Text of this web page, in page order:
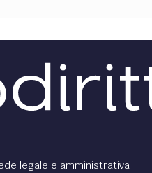
legale e amministrativa